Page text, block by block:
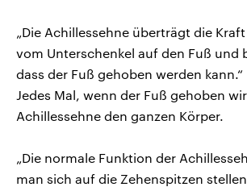
„Die Achillessehne überträgt die
vom Unterschenkel auf den Fuß und
dass der Fuß gehoben werden kann.“
Jedes Mal, wenn der Fuß gehoben
Achillessehne den ganzen Körper.
„Die normale Funktion der
man sich auf die Zehenspitzen